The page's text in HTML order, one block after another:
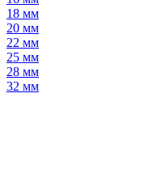
18 мм
20 мм
22 мм
25 мм
28 мм
32 мм